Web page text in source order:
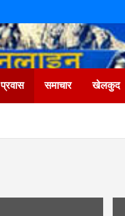
प्रवास समाचार खेलकुद